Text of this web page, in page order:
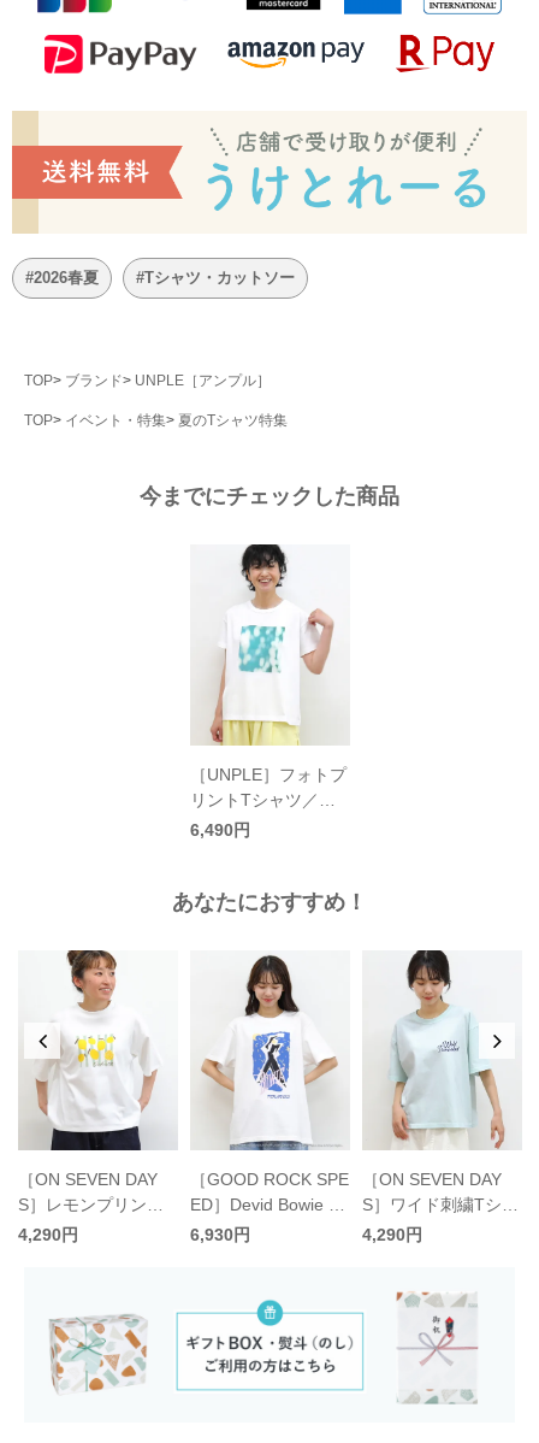
#2026春夏 #Tシャツ・カットソー
TOP ブランド UNPLE［アンプル］
TOP イベント・特集 夏のTシャツ特集
今までにチェックした商品
［UNPLE］フォトプ
リントTシャツ／ア
ンプル
6,490円
あなたにおすすめ！
［ON SEVEN DAY
S］レモンプリントT
シャツ／オンセブン
4,290円
［GOOD ROCK SPE
ED］Devid Bowie T
シャツ／グッドロッ
6,930円
［ON SEVEN DAY
S］ワイド刺繍Tシャ
ツ／オンセブンデイ
4,290円